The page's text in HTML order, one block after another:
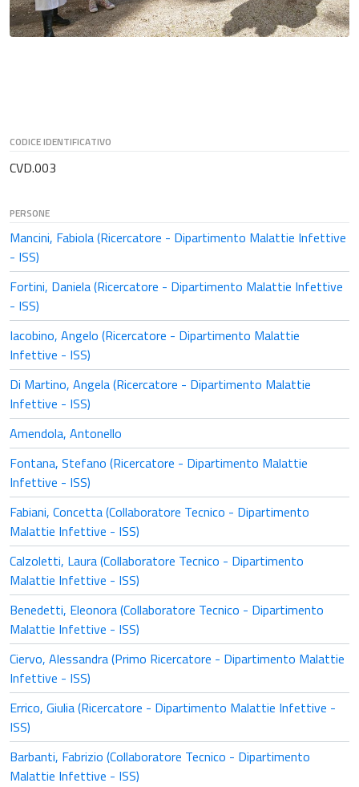
CODICE IDENTIFICATIVO
CVD.003
PERSONE
Mancini, Fabiola (Ricercatore - Dipartimento Malattie Infettive
- ISS)
Fortini, Daniela (Ricercatore - Dipartimento Malattie Infettive
- ISS)
Iacobino, Angelo (Ricercatore - Dipartimento Malattie
Infettive - ISS)
Di Martino, Angela (Ricercatore - Dipartimento Malattie
Infettive - ISS)
Amendola, Antonello
Fontana, Stefano (Ricercatore - Dipartimento Malattie
Infettive - ISS)
Fabiani, Concetta (Collaboratore Tecnico - Dipartimento
Malattie Infettive - ISS)
Calzoletti, Laura (Collaboratore Tecnico - Dipartimento
Malattie Infettive - ISS)
Benedetti, Eleonora (Collaboratore Tecnico - Dipartimento
Malattie Infettive - ISS)
Ciervo, Alessandra (Primo Ricercatore - Dipartimento Malattie
Infettive - ISS)
Errico, Giulia (Ricercatore - Dipartimento Malattie Infettive -
ISS)
Barbanti, Fabrizio (Collaboratore Tecnico - Dipartimento
Malattie Infettive - ISS)